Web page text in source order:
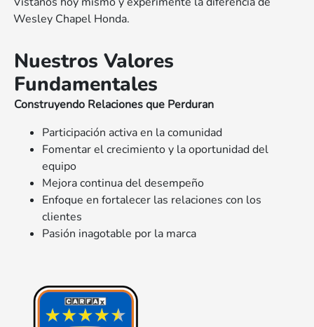
Wesley Chapel Honda.
Nuestros Valores
Fundamentales
Construyendo Relaciones que Perduran
Participación activa en la comunidad
Fomentar el crecimiento y la oportunidad del
equipo
Mejora continua del desempeño
Enfoque en fortalecer las relaciones con los
clientes
Pasión inagotable por la marca